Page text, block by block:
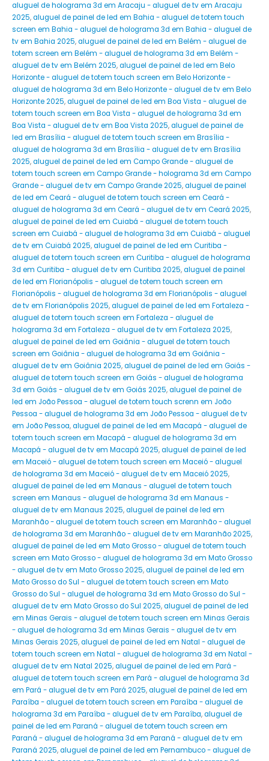
aluguel de holograma 3d em Aracaju - aluguel de tv em Aracaju
2025,aluguel de painel de led em Bahia - aluguel de totem touch
screen em Bahia - aluguel de holograma 3d em Bahia - aluguel de
tv em Bahia 2025,aluguel de painel de led em Belém - aluguel de
totem screen em Belém - aluguel de holograma 3d em Belém -
aluguel de tv em Belém 2025,aluguel de painel de led em Belo
Horizonte - aluguel de totem touch screen em Belo Horizonte -
aluguel de holograma 3d em Belo Horizonte - aluguel de tv em Belo
Horizonte 2025,aluguel de painel de led em Boa Vista - aluguel de
totem touch screen em Boa Vista - aluguel de holograma 3d em
Boa Vista - aluguel de tv em Boa Vista 2025,aluguel de painel de
led em Brasília - aluguel de totem touch screen em Brasília -
aluguel de holograma 3d em Brasília - aluguel de tv em Brasília
2025,aluguel de painel de led em Campo Grande - aluguel de
totem touch screen em Campo Grande - holograma 3d em Campo
Grande - aluguel de tv em Campo Grande 2025,aluguel de painel
de led em Ceará - aluguel de totem touch screen em Ceará -
aluguel de holograma 3d em Ceará - aluguel de tv em Ceará 2025,
aluguel de painel de led em Cuiabá - aluguel de totem touch
screen em Cuiabá - aluguel de holograma 3d em Cuiabá - aluguel
de tv em Cuiabá 2025,aluguel de painel de led em Curitiba -
aluguel de totem touch screen em Curitiba - aluguel de holograma
3d em Curitiba - aluguel de tv em Curitiba 2025,aluguel de painel
de led em Florianópolis - aluguel de totem touch screen em
Florianópolis - aluguel de holograma 3d em Florianópolis - aluguel
de tv em Florianópolis 2025,aluguel de painel de led em Fortaleza -
aluguel de totem touch screen em Fortaleza - aluguel de
holograma 3d em Fortaleza - aluguel de tv em Fortaleza 2025,
aluguel de painel de led em Goiânia - aluguel de totem touch
screen em Goiânia - aluguel de holograma 3d em Goiânia -
aluguel de tv em Goiânia 2025,aluguel de painel de led em Goiás -
aluguel de totem touch screen em Goiás - aluguel de holograma
3d em Goiás - aluguel de tv em Goiás 2025,aluguel de painel de
led em João Pessoa - aluguel de totem touch screnn em João
Pessoa - aluguel de holograma 3d em João Pessoa - aluguel de tv
em João Pessoa,aluguel de painel de led em Macapá - aluguel de
totem touch screen em Macapá - aluguel de holograma 3d em
Macapá - aluguel de tv em Macapá 2025,aluguel de painel de led
em Maceió - aluguel de totem touch screen em Maceió - aluguel
de holograma 3d em Maceió - aluguel de tv em Maceió 2025,
aluguel de painel de led em Manaus - aluguel de totem touch
screen em Manaus - aluguel de holograma 3d em Manaus -
aluguel de tv em Manaus 2025,aluguel de painel de led em
Maranhão - aluguel de totem touch screen em Maranhão - aluguel
de holograma 3d em Maranhão - aluguel de tv em Maranhão 2025,
aluguel de painel de led em Mato Grosso - aluguel de totem touch
screen em Mato Grosso - aluguel de holograma 3d em Mato Grosso
- aluguel de tv em Mato Grosso 2025,aluguel de painel de led em
Mato Grosso do Sul - aluguel de totem touch screen em Mato
Grosso do Sul - aluguel de holograma 3d em Mato Grosso do Sul -
aluguel de tv em Mato Grosso do Sul 2025,aluguel de painel de led
em Minas Gerais - aluguel de totem touch screen em Minas Gerais
- aluguel de holograma 3d em Minas Gerais - aluguel de tv em
Minas Gerais 2025,aluguel de painel de led em Natal - aluguel de
totem touch screen em Natal - aluguel de holograma 3d em Natal -
aluguel de tv em Natal 2025,aluguel de painel de led em Pará -
aluguel de totem touch screen em Pará - aluguel de holograma 3d
em Pará - aluguel de tv em Pará 2025,aluguel de painel de led em
Paraíba - aluguel de totem touch screen em Paraíba - aluguel de
holograma 3d em Paraíba - aluguel de tv em Paraíba,aluguel de
painel de led em Paraná - aluguel de totem touch screen em
Paraná - aluguel de holograma 3d em Paraná - aluguel de tv em
Paraná 2025,aluguel de painel de led em Pernambuco - aluguel de